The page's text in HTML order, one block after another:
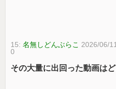
15:名無しどんぶらこ 2026/06/
0
その大量に出回った動画は